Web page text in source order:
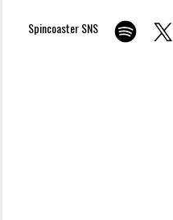
Spincoaster SNS